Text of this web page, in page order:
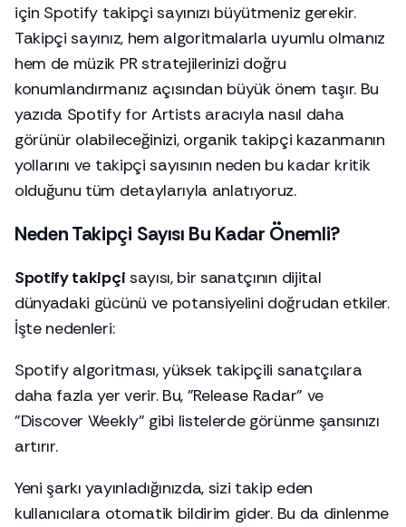
için Spotify takipçi sayınızı büyütmeniz gerekir.
Takipçi sayınız, hem algoritmalarla uyumlu olmanız
hem de müzik PR stratejilerinizi doğru
konumlandırmanız açısından büyük önem taşır. Bu
yazıda Spotify for Artists aracıyla nasıl daha
görünür olabileceğinizi, organik takipçi kazanmanın
yollarını ve takipçi sayısının neden bu kadar kritik
olduğunu tüm detaylarıyla anlatıyoruz.
Neden Takipçi Sayısı Bu Kadar Önemli?
Spotify takipçi sayısı, bir sanatçının dijital
dünyadaki gücünü ve potansiyelini doğrudan etkiler.
İşte nedenleri:
Spotify algoritması, yüksek takipçili sanatçılara
daha fazla yer verir. Bu, "Release Radar" ve
"Discover Weekly" gibi listelerde görünme şansınızı
artırır.
Yeni şarkı yayınladığınızda, sizi takip eden
kullanıcılara otomatik bildirim gider. Bu da dinlenme